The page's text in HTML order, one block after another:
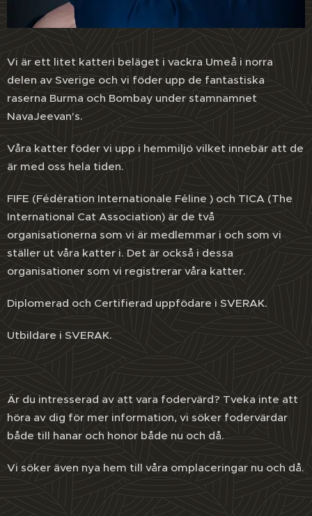
Vi är ett litet katteri beläget i vackra Umeå i norra
delen av Sverige och vi föder upp de fantastiska
raserna Burma och Bombay under stamnamnet
NavaJeevan's.
Våra katter föder vi upp i hemmiljö vilket innebär att de
är med oss hela tiden.
FIFE (Fédération Internationale Féline ) och TICA (The
International Cat Association) är de två
organisationerna som vi är medlemmar i och som vi
ställer ut våra katter i. Det är också i dessa
organisationer som vi registrerar våra katter.
Diplomerad och Certifierad uppfödare i SVERAK.
Utbildare i SVERAK.
Är du intresserad av att vara fodervärd? Tveka inte att
höra av dig för mer information, vi söker fodervärdar
både till hanar och honor både nu och då.
Vi söker även nya hem till våra omplaceringar nu och då.